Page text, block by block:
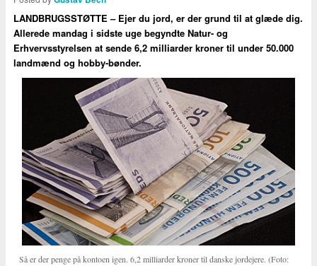
LANDBRUGSSTØTTE – Ejer du jord, er der grund til at glæde dig.
Allerede mandag i sidste uge begyndte Natur- og
Erhvervsstyrelsen at sende 6,2 milliarder kroner til under 50.000
landmænd og hobby-bønder.
Så er der penge på kontoen igen. 6,2 milliarder kroner til danske jordejere. (Foto: